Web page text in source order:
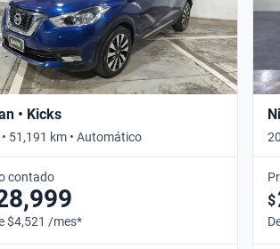
• Kicks
51,191 km • Automático
contado
$4,521 /mes*
$